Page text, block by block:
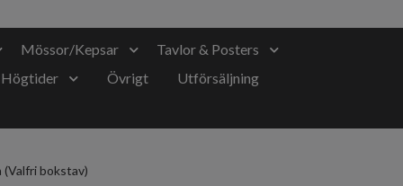
Mössor/Kepsar
Tavlor & Posters
Högtider Övrigt
Utförsäljning
bokstav)